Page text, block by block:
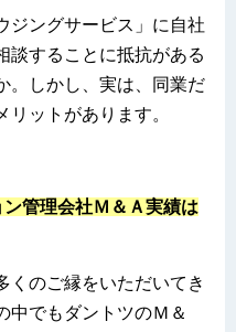
ジングサービス」に自社
談することに抵抗がある
。しかし、実は、同業だ
ットがあります。
管理会社Ｍ＆Ａ実績は
くのご縁をいただいてき
中でもダントツのＭ＆